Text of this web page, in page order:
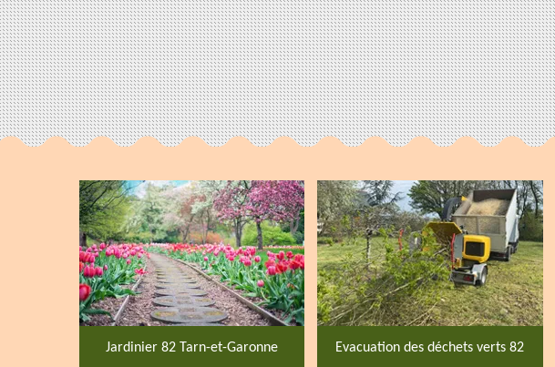
Jardinier 82 Tarn-et-Garonne Evacuation des déchets verts 82